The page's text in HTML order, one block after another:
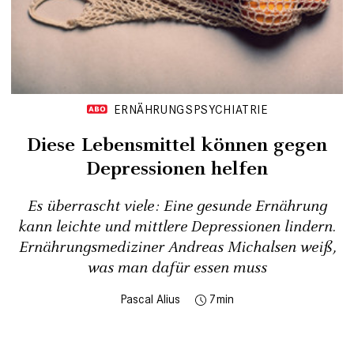
ERNÄHRUNGSPSYCHIATRIE
Diese Lebensmittel können gegen
Depressionen helfen
Es überrascht viele: Eine gesunde Ernährung
kann leichte und mittlere Depressionen lindern.
Ernährungsmediziner Andreas Michalsen weiß,
was man dafür essen muss
Pascal Alius 7